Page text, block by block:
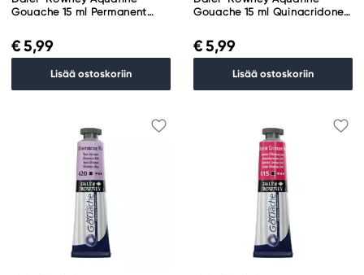
Gouache 15 ml Permanent
€ 5,99
Lisää ostoskoriin
Gouache 15 ml Quinacridone
€ 5,99
Lisää ostoskoriin